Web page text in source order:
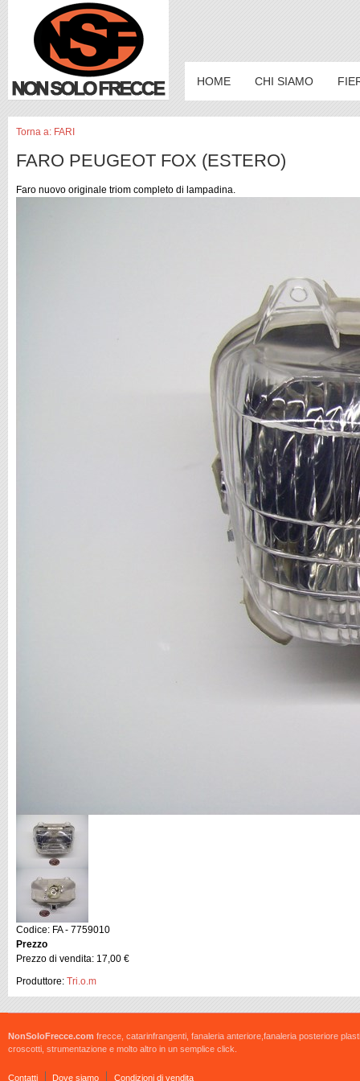
HOME CHI SIAMO
Torna a: FARI
FARO PEUGEOT FOX (ESTERO)
Faro nuovo originale triom completo di lampadina.
Codice: FA - 7759010
Prezzo
Prezzo di vendita: 17,00 €
Produttore: Tri.o.m
NonSoloFrecce.com frecce, catarinfrangenti, fanaleria anteriore,fanaleria posteriore
croscotti, strumentazione e molto altro in un semplice click.
Contatti Dove siamo Condizioni di vendita